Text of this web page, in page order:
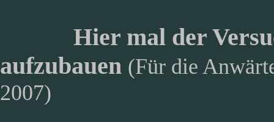
Hier mal der
aufzubauen (Für die
2007)